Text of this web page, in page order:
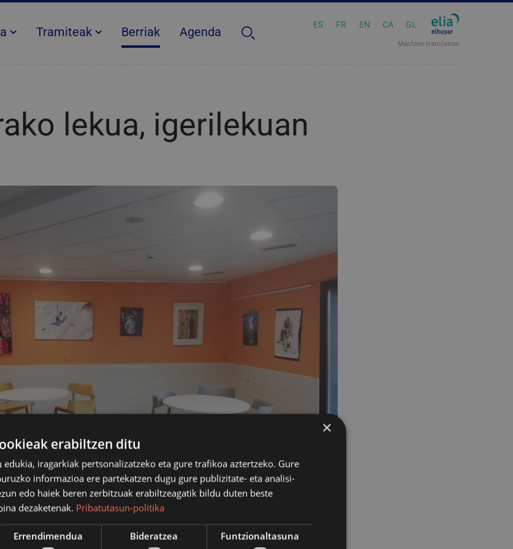
Tramiteak Berriak Agenda ES FR EN CA GL
Machine translation
lekua, igerilekuan
×
erabiltzen ditu
iragarkiak pertsonalizatzeko eta gure trafikoa aztertzeko. Gure
informazioa ere partekatzen dugu gure publizitate- eta analisi-
edo haiek beren zerbitzuak erabiltzeagatik bildu duten beste
dezaketenak. Pribatutasun-politika
Errendimendua Bideratzea Funtzionaltasuna